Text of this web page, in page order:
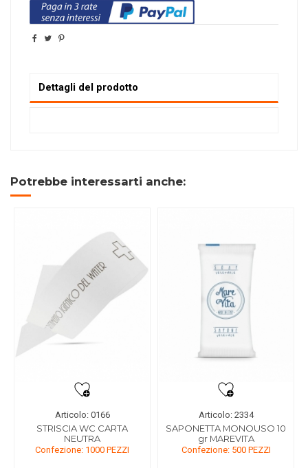
Dettagli del prodotto
Potrebbe interessarti anche:
Articolo: 0166
STRISCIA WC CARTA
NEUTRA
Confezione: 1000 PEZZI
Articolo: 2334
SAPONETTA MONOUSO 10
gr MAREVITA
Confezione: 500 PEZZI